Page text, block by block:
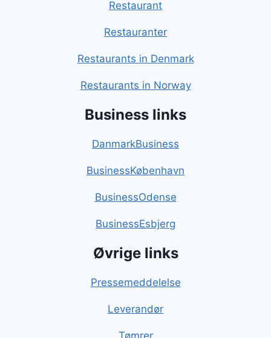
Restaurant
Restauranter
Restaurants in Denmark
Restaurants in Norway
Business links
DanmarkBusiness
BusinessKøbenhavn
BusinessOdense
BusinessEsbjerg
Øvrige links
Pressemeddelelse
Leverandør